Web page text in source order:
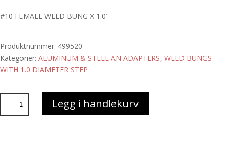
#10 FEMALE WELD BUNG X 1.0″
Produktnummer: 499520
Kategorier: ALUMINUM & STEEL AN ADAPTERS, WELD BUNGS
WITH 1.0 DIAMETER STEP
#10
FEMALE
Legg i handlekurv